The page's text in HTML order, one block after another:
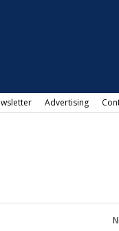
Advertising